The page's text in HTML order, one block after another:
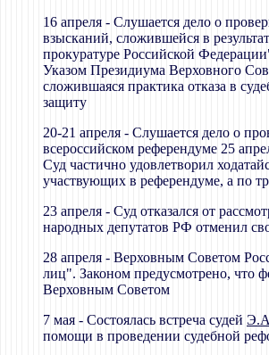
16 апреля - Слушается дело о
взысканий, сложившейся в
прокуратуре Российской
Указом Президиума Верховного
сложившаяся практика отказа в
защиту
20-21 апреля - Слушается дело о
всероссийском референдуме 25
Суд частично удовлетворил
участвующих в референдуме, а по
23 апреля - Суд отказался от
народных депутатов РФ отменил
28 апреля - Верховным Советом
лиц". Законом предусмотрено, что
Верховным Советом
7 мая - Состоялась встреча судей
помощи в проведении судебной